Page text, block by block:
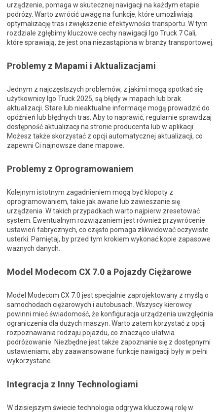
urządzenie, pomaga w skutecznej navigacji na każdym etapie
podróży. Warto zwrócić uwagę na funkcje, które umożliwiają
optymalizację tras i zwiększenie efektywności transportu. W tym
rozdziale zgłębimy kluczowe cechy nawigacji Igo Truck 7 Cali,
które sprawiają, że jest ona niezastąpiona w branży transportowej.
Problemy z Mapami i Aktualizacjami
Jednym z najczęstszych problemów, z jakimi mogą spotkać się
użytkownicy Igo Truck 2025, są błędy w mapach lub brak
aktualizacji. Stare lub nieaktualne informacje mogą prowadzić do
opóźnień lub błędnych tras. Aby to naprawić, regularnie sprawdzaj
dostępność aktualizacji na stronie producenta lub w aplikacji.
Możesz także skorzystać z opcji automatycznej aktualizacji, co
zapewni Ci najnowsze dane mapowe.
Problemy z Oprogramowaniem
Kolejnym istotnym zagadnieniem mogą być kłopoty z
oprogramowaniem, takie jak awarie lub zawieszanie się
urządzenia. W takich przypadkach warto najpierw zresetować
system. Ewentualnym rozwiązaniem jest również przywrócenie
ustawień fabrycznych, co często pomaga zlikwidować oczywiste
usterki. Pamiętaj, by przed tym krokiem wykonać kopie zapasowe
ważnych danych.
Model Modecom CX 7.0 a Pojazdy Ciężarowe
Model Modecom CX 7.0 jest specjalnie zaprojektowany z myślą o
samochodach ciężarowych i autobusach. Wszyscy kierowcy
powinni mieć świadomość, że konfiguracja urządzenia uwzględnia
ograniczenia dla dużych maszyn. Warto zatem korzystać z opcji
rozpoznawania rodzaju pojazdu, co znacząco ułatwia
podróżowanie. Niezbędne jest także zapoznanie się z dostępnymi
ustawieniami, aby zaawansowane funkcje nawigacji były w pełni
wykorzystane.
Integracja z Inny Technologiami
W dzisiejszym świecie technologia odgrywa kluczową rolę w